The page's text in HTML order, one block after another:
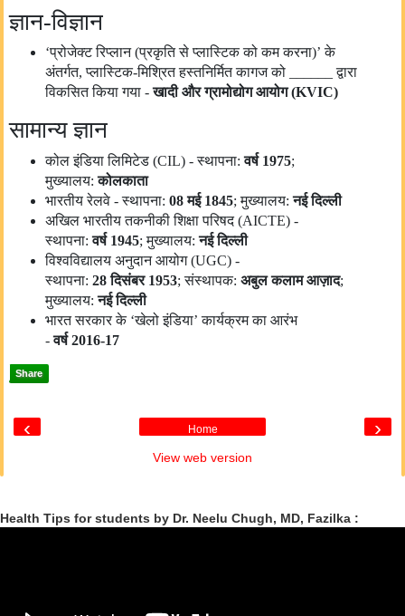
ज्ञान-विज्ञान
‘प्रोजेक्ट रिप्लान (प्रकृति से प्लास्टिक को कम करना)’ के
अंतर्गत, प्लास्टिक-मिश्रित हस्तनिर्मित कागज को ______ द्वारा
विकसित किया गया - खादी और ग्रामोद्योग आयोग (KVIC)
सामान्य ज्ञान
कोल इंडिया लिमिटेड (CIL) - स्थापना: वर्ष 1975;
मुख्यालय: कोलकाता
भारतीय रेलवे - स्थापना: 08 मई 1845; मुख्यालय: नई दिल्ली
अखिल भारतीय तकनीकी शिक्षा परिषद (AICTE) -
स्थापना: वर्ष 1945; मुख्यालय: नई दिल्ली
विश्वविद्यालय अनुदान आयोग (UGC) -
स्थापना: 28 दिसंबर 1953; संस्थापक: अबुल कलाम आज़ाद;
मुख्यालय: नई दिल्ली
भारत सरकार के ‘खेलो इंडिया’ कार्यक्रम का आरंभ
- वर्ष 2016-17
Share
‹ ›
Home
View web version
Health Tips for students by Dr. Neelu Chugh, MD, Fazilka :